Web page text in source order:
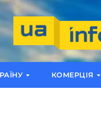
КОМЕРЦІЯ